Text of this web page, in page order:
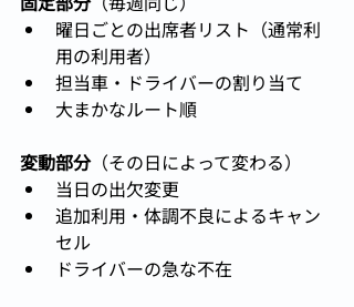
曜日ごとの出席者リスト（通常利
用の利用者）
担当車・ドライバーの割り当て
大まかなルート順
変動部分（その日によって変わる）
当日の出欠変更
追加利用・体調不良によるキャン
セル
ドライバーの急な不在